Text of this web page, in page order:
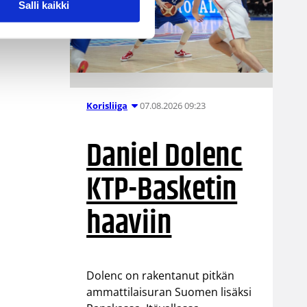
Salli kaikki
Korisliiga 07.08.2026 09:23
Daniel Dolenc
KTP-Basketin
haaviin
Dolenc on rakentanut pitkän
ammattilaisuran Suomen lisäksi